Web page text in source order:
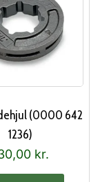
(0000 642
1236)
kr.